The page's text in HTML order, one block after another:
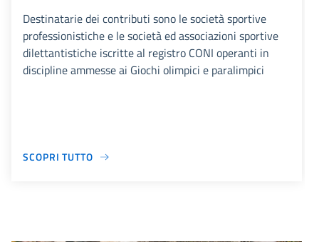
Destinatarie dei contributi sono le società sportive
professionistiche e le società ed associazioni sportive
dilettantistiche iscritte al registro CONI operanti in
discipline ammesse ai Giochi olimpici e paralimpici
SCOPRI TUTTO